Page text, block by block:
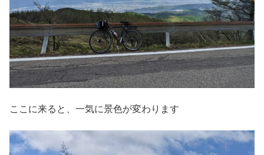
ここに来ると、一気に景色が変わります